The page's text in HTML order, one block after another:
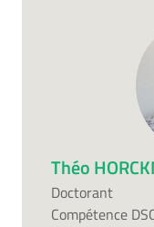
Théo
Doctorant
Compétence